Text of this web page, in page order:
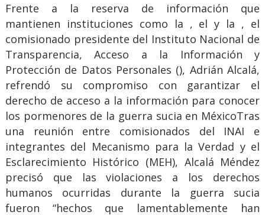
Frente a la reserva de información que
mantienen instituciones como la , el y la , el
comisionado presidente del Instituto Nacional de
Transparencia, Acceso a la Información y
Protección de Datos Personales (), Adrián Alcalá,
refrendó su compromiso con garantizar el
derecho de acceso a la información para conocer
los pormenores de la guerra sucia en MéxicoTras
una reunión entre comisionados del INAI e
integrantes del Mecanismo para la Verdad y el
Esclarecimiento Histórico (MEH), Alcalá Méndez
precisó que las violaciones a los derechos
humanos ocurridas durante la guerra sucia
fueron “hechos que lamentablemente han